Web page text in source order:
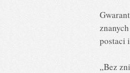
postaci
„Bez